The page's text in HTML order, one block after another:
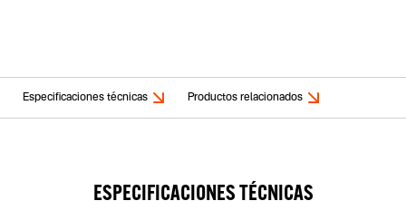
Especificaciones técnicas Productos relacionados
ESPECIFICACIONES TÉCNICAS